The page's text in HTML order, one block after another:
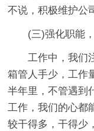
不说，积极维护公
(三)强化职能
工作中，我们
箱管人手少，工作
半年里，不管遇到
工作，我们的心都
较干得多，干得少